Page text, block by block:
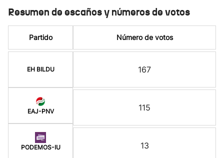
Resumen de escaños y números de votos
Partido
EH BILDU
EAJ-PNV
PODEMOS-IU
Número de votos
167
115
13